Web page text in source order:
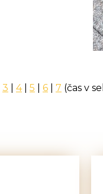
3 4| 5 6 7 (čas v